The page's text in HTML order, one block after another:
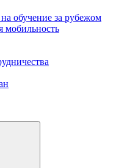
обучение за рубежом
мобильность